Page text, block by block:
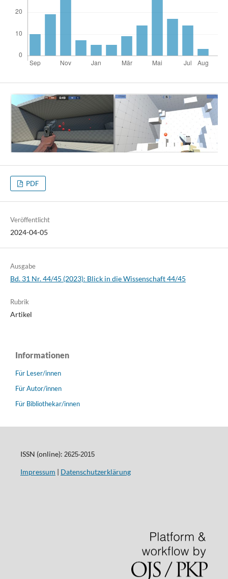
PDF
Veröffentlicht
2024-04-05
Ausgabe
Bd. 31 Nr. 44/45 (2023): Blick in die Wissenschaft 44/45
Rubrik
Artikel
Informationen
Für Leser/innen
Für Autor/innen
Für Bibliothekar/innen
ISSN (online): 2625-2015
Impressum | Datenschutzerklärung